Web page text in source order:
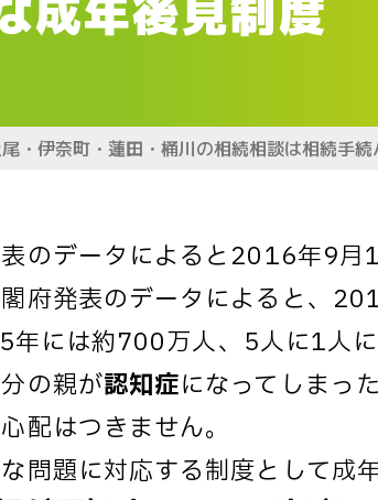
・伊奈町・蓮田・桶川の相続相談は相続手続
のデータによると2016年9月
府発表のデータによると、
には約700万人、5人に1人に
の親が認知症になってしまっ
配はつきません。
問題に対応する制度として成